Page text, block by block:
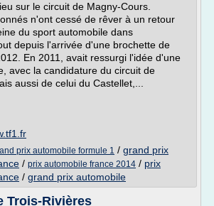
sur le circuit de Magny-Cours.
n'ont cessé de rêver à un retour
du sport automobile dans
depuis l'arrivée d'une brochette de
En 2011, avait ressurgi l'idée d'une
avec la candidature du circuit de
aussi de celui du Castellet,...
prix automobile formule 1 / grand prix
/ prix automobile france 2014 / prix
/ grand prix automobile
Trois-Rivières